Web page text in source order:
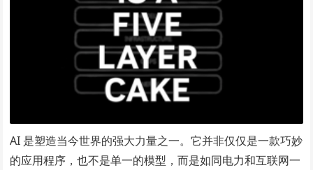
AI 是塑造当今世界的强大力量之一。它并非仅仅是一款巧妙
的应用程序，也不是单一的模型，而是如同电力和互联网一